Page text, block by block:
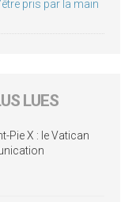
pris par la main
LUES
Pie X : le Vatican